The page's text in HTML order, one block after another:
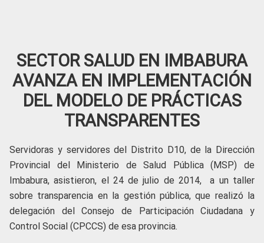
SECTOR SALUD EN IMBABURA
AVANZA EN IMPLEMENTACIÓN
DEL MODELO DE PRÁCTICAS
TRANSPARENTES
Servidoras y servidores del Distrito D10, de la Dirección
Provincial del Ministerio de Salud Pública (MSP) de
Imbabura, asistieron, el 24 de julio de 2014, a un taller
sobre transparencia en la gestión pública, que realizó la
delegación del Consejo de Participación Ciudadana y
Control Social (CPCCS) de esa provincia.